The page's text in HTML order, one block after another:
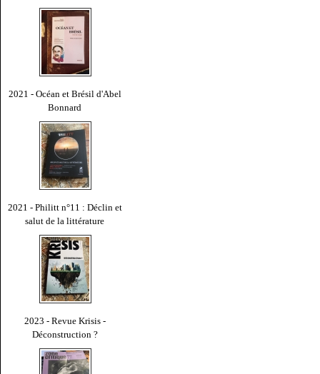
2021 - Océan et Brésil d'Abel
Bonnard
2021 - Philitt n°11 : Déclin et
salut de la littérature
2023 - Revue Krisis -
Déconstruction ?